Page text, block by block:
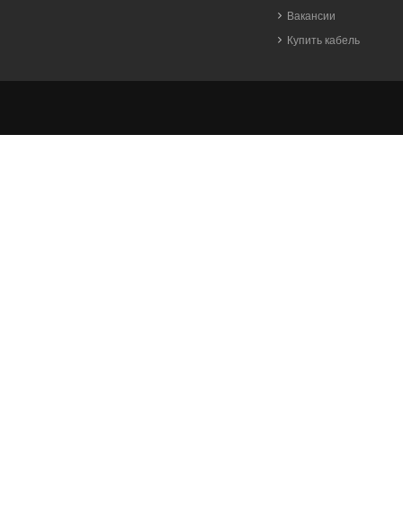
Вакансии
Купить кабель